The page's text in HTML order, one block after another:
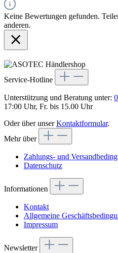
Keine Bewertungen gefunden.
anderen.
Service-Hotline
Unterstützung und Beratung unter:
17:00 Uhr, Fr. bis 15.00 Uhr
Oder über unserKontaktformular.
Mehr über
Zahlungs- und
Datenschutz
Informationen
Kontakt
Allgemeine
Impressum
Newsletter